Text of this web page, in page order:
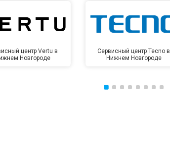
центр Vertu в
Новгороде
Сервисный центр Tecno в
Нижнем Новгороде